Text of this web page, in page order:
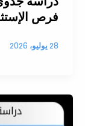
فرص
28 يوليو، 2026